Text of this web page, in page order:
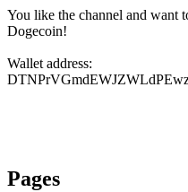
You like the channel and want
Dogecoin!
Wallet address:
Pages